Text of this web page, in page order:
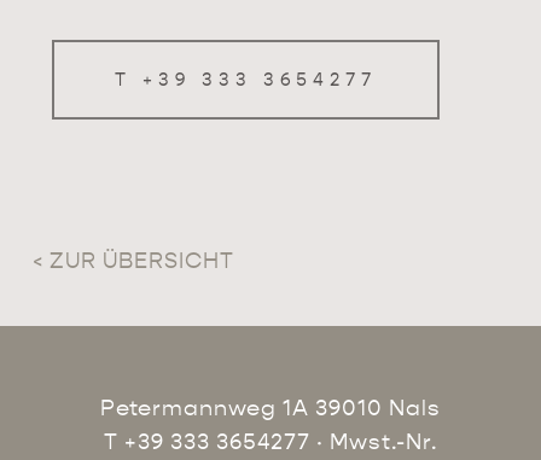
T +39 333 3654277
< ZUR ÜBERSICHT
Petermannweg 1A 39010 Nals
T +39 333 3654277 · Mwst.-Nr.